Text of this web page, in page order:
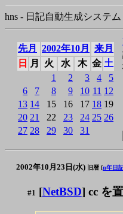
hns - 日記自動生成システム
先月 2002年10月
来月
日
月 火 水 木 金 土
1
2 3 4
5
6
7 8 9 10 11 12
13 14 15 16 17 18 19
20 21 22 23 24 25 26
27 28 29 30 31
2002年10月23日(水) 旧暦 [n年日
#1 [NetBSD] cc を